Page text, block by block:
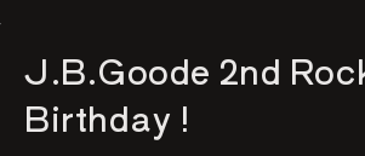
J.B.Goode 2nd
Birthday !